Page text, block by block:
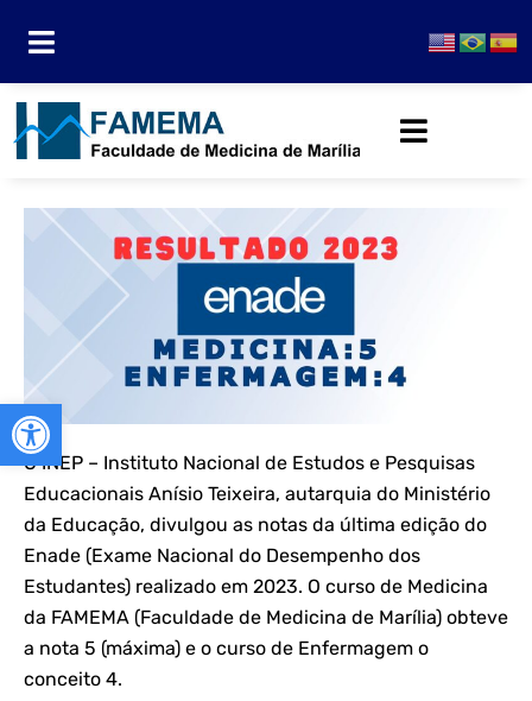
Abrir a barra de ferramentas
O INEP – Instituto Nacional de Estudos e Pesquisas
Educacionais Anísio Teixeira, autarquia do Ministério
da Educação, divulgou as notas da última edição do
Enade (Exame Nacional do Desempenho dos
Estudantes) realizado em 2023. O curso de Medicina
da FAMEMA (Faculdade de Medicina de Marília) obteve
a nota 5 (máxima) e o curso de Enfermagem o
conceito 4.